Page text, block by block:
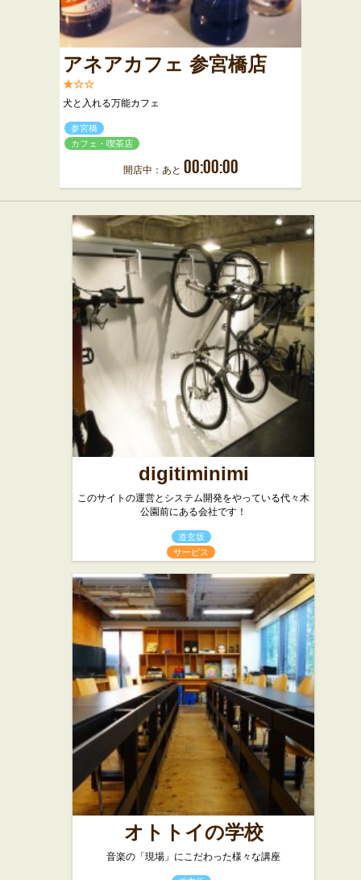
アネアカフェ 参宮橋店
★☆☆
犬と入れる万能カフェ
参宮橋
カフェ・喫茶店
開店中：あと 00:00:00
digitiminimi
このサイトの運営とシステム開発をやっている代々木
公園前にある会社です！
道玄坂
サービス
オトトイの学校
音楽の「現場」にこだわった様々な講座